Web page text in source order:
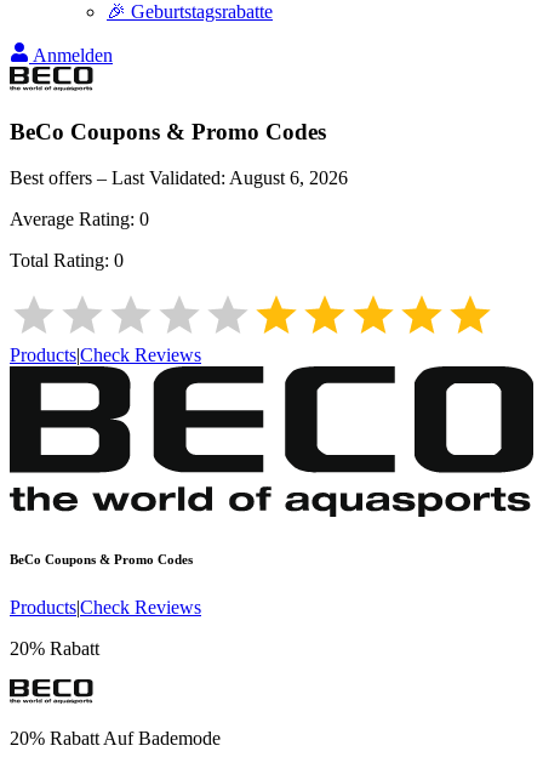
🎉 Geburtstagsrabatte
Anmelden
BeCo Coupons & Promo Codes
Best offers – Last Validated: August 6, 2026
Average Rating: 0
Total Rating: 0
Products|Check Reviews
BeCo Coupons & Promo Codes
Products|Check Reviews
20% Rabatt
20% Rabatt Auf Bademode